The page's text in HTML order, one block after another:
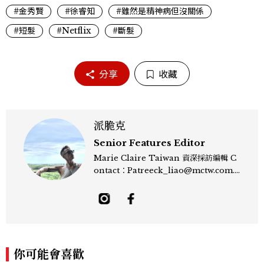
#金秀賢 #徐睿知
#雖然是精神病但沒關係
#短髮
#Netflix #斷髮
分享 收藏
派脆克
Senior Features Editor
Marie Claire Taiwan 資深採訪編輯 C
ontact：Patreeck_liao@mctw.com.t
敏銳的觀察力與敘事能力，撰寫出兼具深度
與美感的專題內容，長期關注亞洲娛樂、人
你可能會喜歡